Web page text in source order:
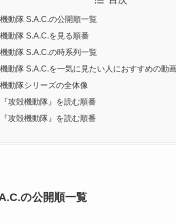
動隊 S.A.C.の公開順一覧
動隊 S.A.C.を見る順番
動隊 S.A.C.の時系列一覧
動隊 S.A.C.を一気に見たい人におすすめの動
動隊シリーズの全体像
攻殻機動隊』を読む順番
攻殻機動隊』を読む順番
の公開順一覧